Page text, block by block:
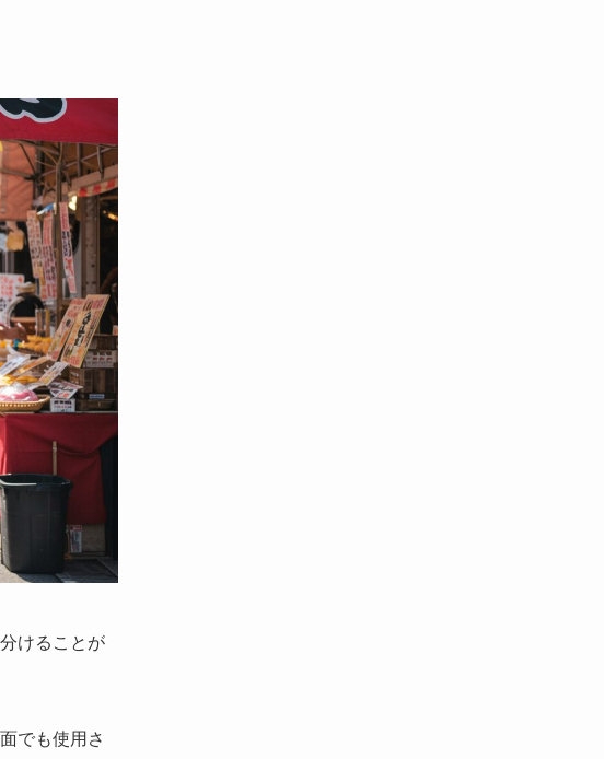
けることが
でも使用さ